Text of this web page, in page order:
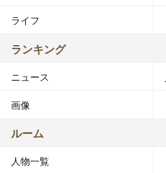
ライフ
ランキング
ニュース
画像
ルーム
人物一覧